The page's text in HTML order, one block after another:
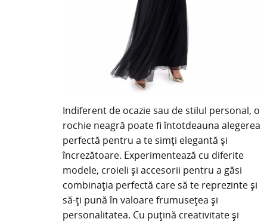
Indiferent de ocazie sau de stilul personal, o
rochie neagră poate fi întotdeauna alegerea
perfectă pentru a te simți elegantă și
încrezătoare. Experimentează cu diferite
modele, croieli și accesorii pentru a găsi
combinația perfectă care să te reprezinte și
să-ți pună în valoare frumusețea și
personalitatea. Cu puțină creativitate și